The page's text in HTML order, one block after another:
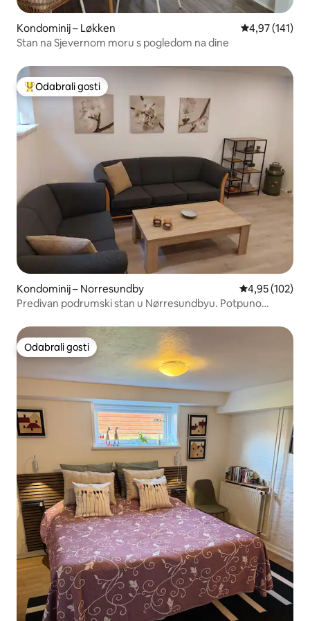
Kondominij – Løkken Prosječna
4,97 (141)
Stan na Sjevernom moru s pogledom na dine
Među najviše rangiranima s oznakom „Odabrali gosti”
Odabrali gosti
Kondominij – Norresundby Prosječna
4,95 (102)
Predivan podrumski stan u Nørresundbyu. Potpuno
Odabrali gosti
Odabrali gosti